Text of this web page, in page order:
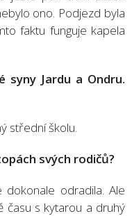
ono. Podjezd byla
faktu funguje kapela
syny Jardu a Ondru.
střední školu.
svých rodičů?
odradila. Ale
času s kytarou a druhý